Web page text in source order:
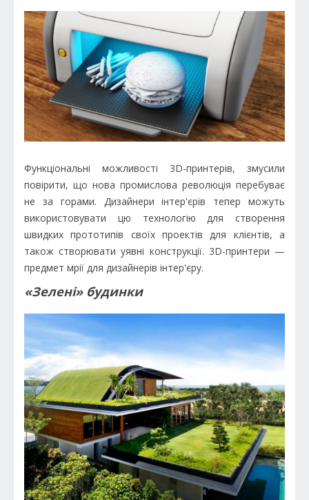
Функціональні можливості 3D-принтерів, змусили
повірити, що нова промислова революція перебуває
не за горами. Дизайнери інтер'єрів тепер можуть
використовувати цю технологію для створення
швидких прототипів своїх проектів для клієнтів, а
також створювати уявні конструкції. 3D-принтери —
предмет мрії для дизайнерів інтер'єру.
«Зелені» будинки